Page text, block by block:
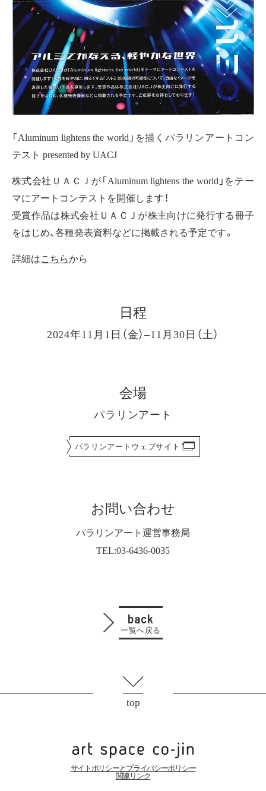
「Aluminum lightens the world」を描くパラリンアートコン
テスト presented by UACJ
株式会社ＵＡＣＪが「Aluminum lightens the world」をテー
マにアートコンテストを開催します！
受賞作品は株式会社ＵＡＣＪが株主向けに発行する冊子
をはじめ、各種発表資料などに掲載される予定です。
詳細はこちらから
日程
2024年11月1日（金）–11月30日（土）
会場
パラリンアート
パラリンアートウェブサイト
お問い合わせ
パラリンアート運営事務局
TEL:03-6436-0035
back
一覧へ戻る
top
サイトポリシーとプライバシーポリシー
関連リンク